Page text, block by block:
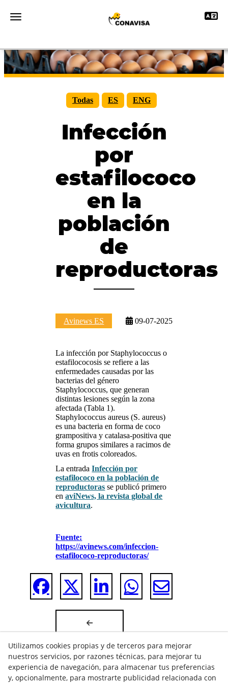
Toggle navigation Toggle
Todas ES ENG
Infección
por
estafilococo
en la
población
de
reproductoras
Avinews ES 09-07-2025
La infección por Staphylococcus o
estafilococosis se refiere a las
enfermedades causadas por las
bacterias del género
Staphylococcus, que generan
distintas lesiones según la zona
afectada (Tabla 1).
Staphylococcus aureus (S. aureus)
es una bacteria en forma de coco
grampositiva y catalasa-positiva que
forma grupos similares a racimos de
uvas en frotis coloreados.
La entradaInfección por
estafilococo en la población de
reproductoras se publicó primero
enaviNews, la revista global de
avicultura.
Fuente:
https://avinews.com/infeccion-
estafilococo-reproductoras/
Utilizamos cookies propias y de terceros para mejorar
nuestros servicios, por razones técnicas, para mejorar tu
experiencia de navegación, para almacenar tus preferencias
y, opcionalmente, para mostrarte publicidad relacionada con